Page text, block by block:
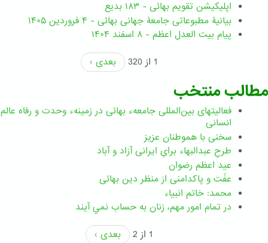
اپلیکیشن تقویم بهائی - ۱۸۳ بدیع
بیانیۀ مطبوعاتی جامعۀ جهانی بهائی - ۴ فروردین ۱۴۰۵
پیام بیت العدل اعظم - ۸ اسفند ۱۴۰۴
1 از 320
بعدی ›
مطالب منتخب
فعالیتهای بین‌المللی جامعهء بهائی در زمینهء وحدت و رفاه عالم
انسانی
سخنی با هموطنان عزیز
طرحِ عبدالبهاء برایِ ایرانی آزاد و آباد
عید اعظم رضوان
عفّت و پاکدامنی از منظر دین بهائی
محمد: خاتم انبیاء
در تمام امور مهم،‌ زنان به حساب نمي آيند
1 از 2
بعدی ›